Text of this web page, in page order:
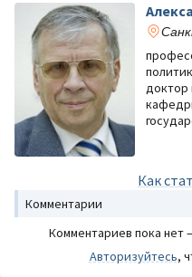
доктор
Как
Комментарии
Комментариев пока нет
Авторизуйтесь,